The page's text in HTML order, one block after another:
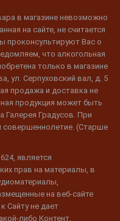
в магазине невозможно
на сайте, не считается
проконсультируют Вас о
что алкогольная
только в магазине
ул. Серпуховский вал, д. 5
продажа и доставка не
продукция может быть
Галерея Градусов. При
совершеннолетие. (Старше
является
прав на материалы, в
на веб-сайте
Сайту не дает
либо Контент,